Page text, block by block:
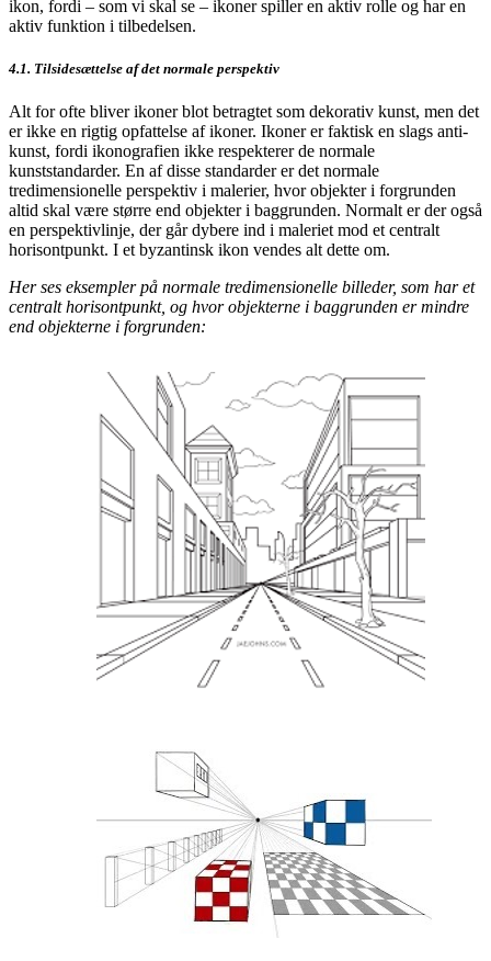
ikon, fordi – som vi skal se – ikoner spiller en aktiv rolle og har en
aktiv funktion i tilbedelsen.
4.1. Tilsidesættelse af det normale perspektiv
Alt for ofte bliver ikoner blot betragtet som dekorativ kunst, men det
er ikke en rigtig opfattelse af ikoner. Ikoner er faktisk en slags anti-
kunst, fordi ikonografien ikke respekterer de normale
kunststandarder. En af disse standarder er det normale
tredimensionelle perspektiv i malerier, hvor objekter i forgrunden
altid skal være større end objekter i baggrunden. Normalt er der også
en perspektivlinje, der går dybere ind i maleriet mod et centralt
horisontpunkt. I et byzantinsk ikon vendes alt dette om.
Her ses eksempler på normale tredimensionelle billeder, som har et
centralt horisontpunkt, og hvor objekterne i baggrunden er mindre
end objekterne i forgrunden: